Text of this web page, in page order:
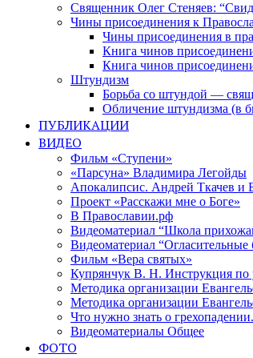
Священник Олег Стеняев:
Чины присоединения к
Чины присоединения в
Книга чинов
Книга чинов
Штундизм
Борьба со штундой —
Обличение штундизма (в
ПУБЛИКАЦИИ
ВИДЕО
Фильм «Ступени»
«Парсуна» Владимира Легойды
Апокалипсис. Андрей Ткачев и
Проект «Расскажи мне о Боге»
В Православии.рф
Видеоматериал “Школа
Видеоматериал “Огласительные
Фильм «Вера святых»
Купрянчук В. Н. Инструкция по
Методика организации
Методика организации
Что нужно знать о
Видеоматериалы Общее
ФОТО